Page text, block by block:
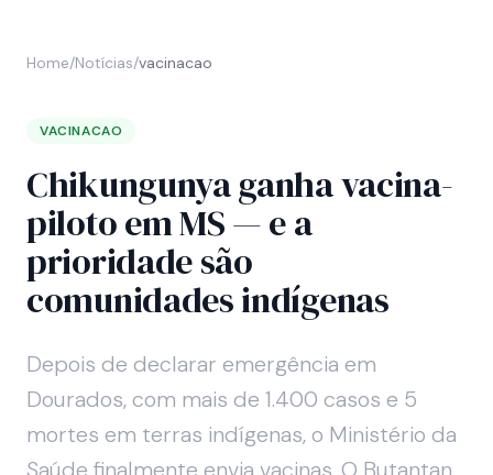
Home/Notícias/vacinacao
VACINACAO
Chikungunya ganha vacina-
piloto em MS — e a
prioridade são
comunidades indígenas
Depois de declarar emergência em
Dourados, com mais de 1.400 casos e 5
mortes em terras indígenas, o Ministério da